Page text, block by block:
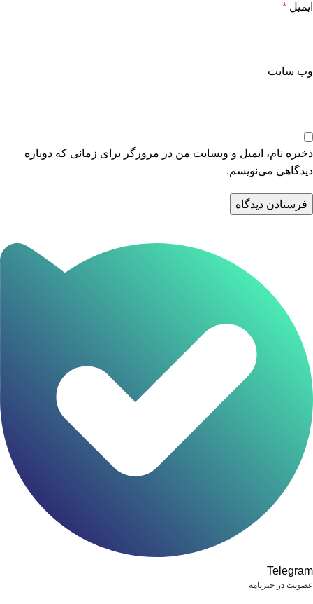
ایمیل *
وب‌ سایت
ذخیره نام، ایمیل و وبسایت من در مرورگر برای زمانی که دوباره
دیدگاهی می‌نویسم.
Telegram
عضویت در خبرنامه